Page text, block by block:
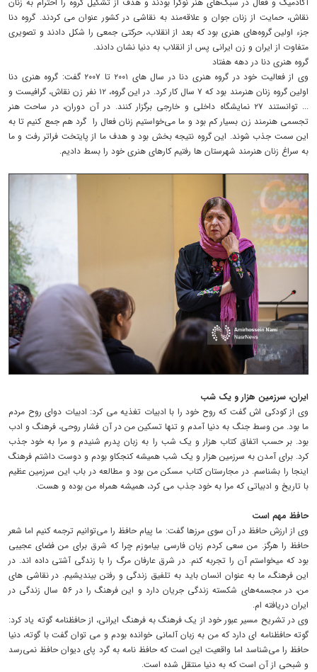
آکادمیک و فعال در سبک‌های هنر نوگرا بودند و هدف از تشکیل گروه را احترام به زنان
نقاش، حمایت از زنان جوان و علاقه‌مند به نقاشی در کشور عنوان می کردند. گروه دنا
جزء اولین گروه‌های هنری بود که بعد از انقلاب، حرکتی جمعی را شکل دادند و تصویری
متفاوت از ایران و زن ایرانی پس از انقلاب به دنیا نشان دادند.
گروه هنری دنا در دهه هفتاد
وی از فعالیت خود در گروه هنری دنا در سال های ۲۰۰۱ تا ۲۰۰۷ گفت: گروه هنری دنا
اولین گروه زنان هنرمند بود که ۷ سال کار کرد. در این گروه، ۱۲ نفر زن نقاش، گرافیست و
... توانستند ۲۷ نمایشگاه داخلی و خارجی برگزار کنند. در آن دوران، در ساحت هنر
تجسمی هنرمند زن بسیار کم بود و ما می‌خواستیم زنان فعال را گرد هم جمع کنیم تا به
این سمت جذب شوند. این گروه نتیجه بخش بود و هدف ما از پایتخت فراتر رفت و ما
به سراغ زنان هنرمند شهرستان ها رفتیم کارهای هنری خود را بسط دادیم.
ایران، سرزمین هزار و یک شب
وی از کودکی اش گفت که روح خود را با ادبیات تغذیه می کرد: ادبیات دوای روح مردم
ما بود. من وسط جنگ به دنیا آمدم و تنها تسکین من در آن فشار روحی، فرهنگ و ادب
بود. بر حسب اتفاق کتاب هزار و یک شب را به زبان پدرم شنیدم و مرا به خود جذب
کرد. برای آمدن به سرزمین هزار و یک شب همیشه کنجکاو بودم و دوست داشتم فرهنگ
اینجا را بشناسم. در مجارستان کتاب مسکن من بود و مطالعه در باب این سرزمین عظیم
با تاریخ و ادبیاتی که مرا به خود جذب می کرد، همیشه همراه من بوده و هست.
حافظ مهم است
وی از ارزش حافظ در آن سوی مرزها گفت: ما پیام حافظ را می‌توانیم ترجمه کنیم اما شعر
حافظ را هرگز. من سعی کردم زبان فارسی بیاموزم چرا که شرق برای من فضای عجیبی
بود که میخواستم آن را تجربه کنم. در شرق عارفان مرگ را با زندگی آشتی داده اند. در
این فرهنگ، ما به عنوان انسان باید به تلفیق زندگی و رفتن بیندیشیم. در نقاشی های
من، در مجسمه‌های شکسته زندگی جریان دارد و این فرهنگ را در ۵۶ سال زندگی در
ایران دریافته ام.
وی در تشریح مسیر عبور خود از یک فرهنگ به فرهنگ ایرانی، از حافظنامه گوته یاد کرد:
گوته حافظنامه ای دارد که من به زبان آلمانی خوانده‌ بودم و می توان گفت با گوته، دنیا
حافظ را می‌شناسد اما واقعیت این است که حافظ نامه به گرد پای دیوان حافظ نمی‌رسد
و شبحی از آن است که به دنیا منتقل شده است.